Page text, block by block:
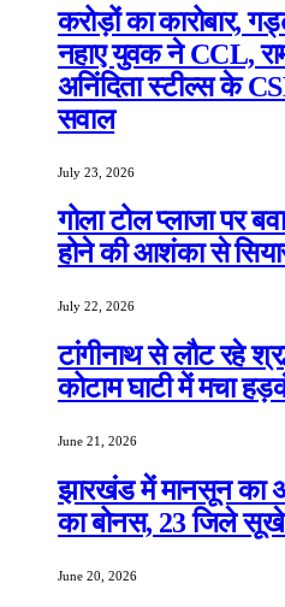
करोड़ों का कारोबार,
नहाए युवक ने CCL,
अनिंदिता स्टील्स के
सवाल
July 23, 2026
गोला टोल प्लाजा पर
होने की आशंका से
July 22, 2026
टांगीनाथ से लौट रहे
कोटाम घाटी में मचा
June 21, 2026
झारखंड में मानसून का
का बोनस, 23 जिले सूखे
June 20, 2026